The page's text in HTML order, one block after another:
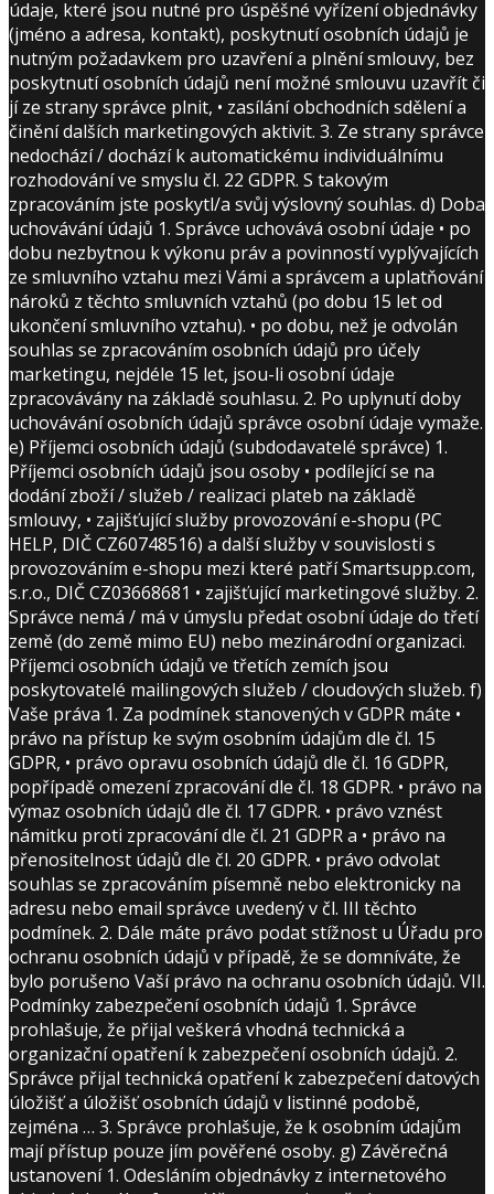
údaje, které jsou nutné pro úspěšné vyřízení objednávky
(jméno a adresa, kontakt), poskytnutí osobních údajů je
nutným požadavkem pro uzavření a plnění smlouvy, bez
poskytnutí osobních údajů není možné smlouvu uzavřít či
jí ze strany správce plnit, • zasílání obchodních sdělení a
činění dalších marketingových aktivit. 3. Ze strany správce
nedochází / dochází k automatickému individuálnímu
rozhodování ve smyslu čl. 22 GDPR. S takovým
zpracováním jste poskytl/a svůj výslovný souhlas. d) Doba
uchovávání údajů 1. Správce uchovává osobní údaje • po
dobu nezbytnou k výkonu práv a povinností vyplývajících
ze smluvního vztahu mezi Vámi a správcem a uplatňování
nároků z těchto smluvních vztahů (po dobu 15 let od
ukončení smluvního vztahu). • po dobu, než je odvolán
souhlas se zpracováním osobních údajů pro účely
marketingu, nejdéle 15 let, jsou-li osobní údaje
zpracovávány na základě souhlasu. 2. Po uplynutí doby
uchovávání osobních údajů správce osobní údaje vymaže.
e) Příjemci osobních údajů (subdodavatelé správce) 1.
Příjemci osobních údajů jsou osoby • podílející se na
dodání zboží / služeb / realizaci plateb na základě
smlouvy, • zajišťující služby provozování e-shopu (PC
HELP, DIČ CZ60748516) a další služby v souvislosti s
provozováním e-shopu mezi které patří Smartsupp.com,
s.r.o., DIČ CZ03668681 • zajišťující marketingové služby. 2.
Správce nemá / má v úmyslu předat osobní údaje do třetí
země (do země mimo EU) nebo mezinárodní organizaci.
Příjemci osobních údajů ve třetích zemích jsou
poskytovatelé mailingových služeb / cloudových služeb. f)
Vaše práva 1. Za podmínek stanovených v GDPR máte •
právo na přístup ke svým osobním údajům dle čl. 15
GDPR, • právo opravu osobních údajů dle čl. 16 GDPR,
popřípadě omezení zpracování dle čl. 18 GDPR. • právo na
výmaz osobních údajů dle čl. 17 GDPR. • právo vznést
námitku proti zpracování dle čl. 21 GDPR a • právo na
přenositelnost údajů dle čl. 20 GDPR. • právo odvolat
souhlas se zpracováním písemně nebo elektronicky na
adresu nebo email správce uvedený v čl. III těchto
podmínek. 2. Dále máte právo podat stížnost u Úřadu pro
ochranu osobních údajů v případě, že se domníváte, že
bylo porušeno Vaší právo na ochranu osobních údajů. VII.
Podmínky zabezpečení osobních údajů 1. Správce
prohlašuje, že přijal veškerá vhodná technická a
organizační opatření k zabezpečení osobních údajů. 2.
Správce přijal technická opatření k zabezpečení datových
úložišť a úložišť osobních údajů v listinné podobě,
zejména … 3. Správce prohlašuje, že k osobním údajům
mají přístup pouze jím pověřené osoby. g) Závěrečná
ustanovení 1. Odesláním objednávky z internetového